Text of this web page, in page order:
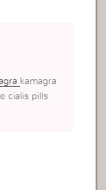
kamagra
cialis pills